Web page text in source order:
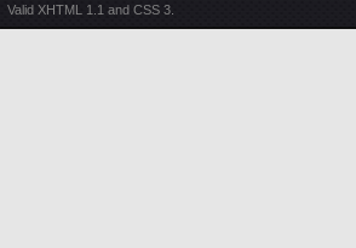
Valid XHTML 1.1 and CSS 3.